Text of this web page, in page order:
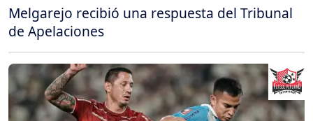
Melgarejo recibió una respuesta del Tribunal
de Apelaciones